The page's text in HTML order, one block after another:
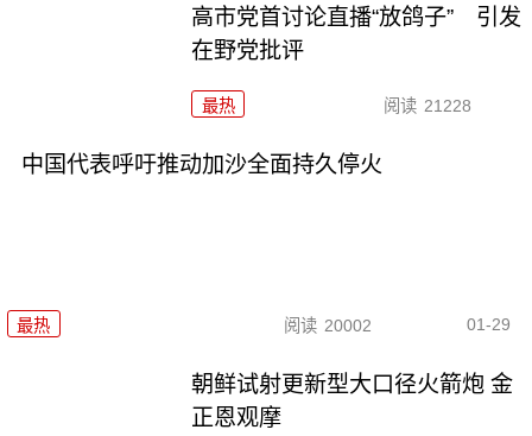
高市党首讨论直播“放鸽子” 引发
在野党批评
最热 阅读 21228
中国代表呼吁推动加沙全面持久停火
最热 阅读 20002 01-29
朝鲜试射更新型大口径火箭炮 金
正恩观摩